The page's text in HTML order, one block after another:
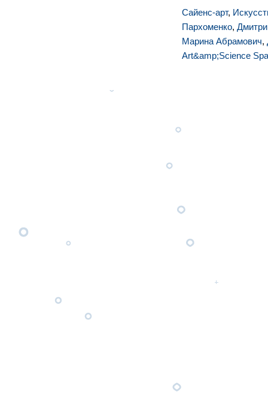
Сайенс-арт,
Пархоменко,
Марина Абрамович,
Art&amp;Science